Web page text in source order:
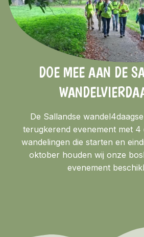
DOE MEE AAN DE
De Sallandse
terugkerend evenement met 4
wandelingen die starten en
oktober houden wij onze
evenement